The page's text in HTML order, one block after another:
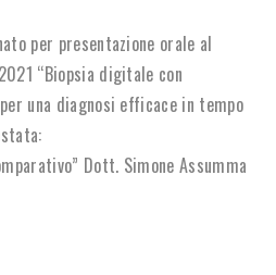
per presentazione orale al
“Biopsia digitale con
una diagnosi efficace in tempo
Dott. Simone Assumma